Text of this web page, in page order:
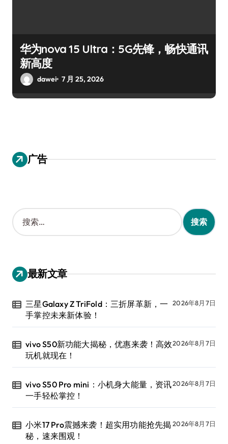
华为nova 15 Ultra：5G先锋，畅快通讯
新高度
dawei 7 月 25, 2026
广告
搜
索
：
最新文章
三星Galaxy Z TriFold：三折屏革新，一
手掌控未来新体验！
2026年8月7日
vivo S50新功能大揭秘，优惠来袭！高效
玩机就现在！
2026年8月7日
vivo S50 Pro mini：小机身大能量，资讯
一手轻松掌控！
2026年8月7日
小米17 Pro震撼来袭！超实用功能抢先揭
秘，速来围观！
2026年8月7日